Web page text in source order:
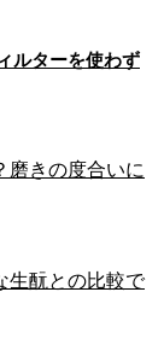
ルターを使わず
磨きの度合いに
生酛との比較で